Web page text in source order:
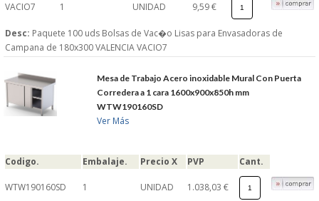
VACIO7 1 UNIDAD 9,59 €
Desc: Paquete 100 uds Bolsas de Vac�o Lisas para Envasadoras de
Campana de 180x300 VALENCIA VACIO7
Mesa de Trabajo Acero inoxidable Mural Con Puerta
Corredera a 1 cara 1600x900x850h mm
WTW190160SD
Ver Más
Codigo. Embalaje. Precio X PVP Cant.
WTW190160SD 1 UNIDAD 1.038,03 €